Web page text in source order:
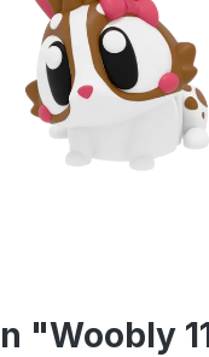
"Woobly